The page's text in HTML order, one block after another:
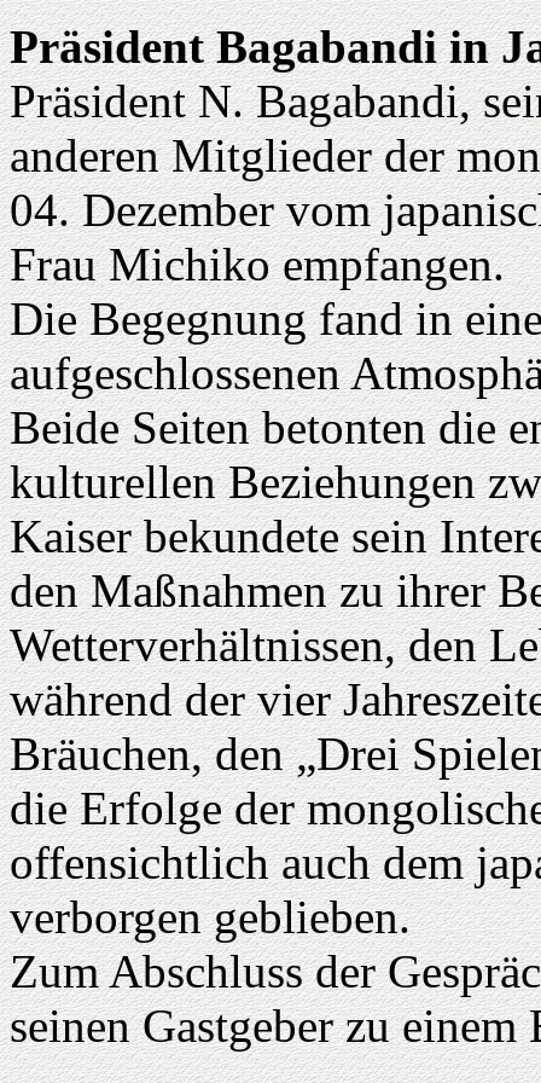
Präsident Bagabandi in
Präsident N. Bagabandi,
anderen Mitglieder der
04. Dezember vom
Frau Michiko empfangen.
Die Begegnung fand in
aufgeschlossenen
Beide Seiten betonten die
kulturellen Beziehungen
Kaiser bekundete sein
den Maßnahmen zu ihrer
Wetterverhältnissen, den
während der vier
Bräuchen, den „Drei
die Erfolge der
offensichtlich auch dem
verborgen geblieben.
Zum Abschluss der
seinen Gastgeber zu